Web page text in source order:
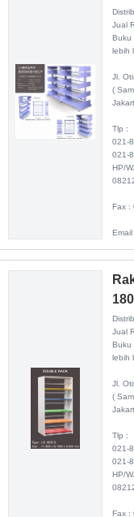
Jual
Buku
lebih
Jl.
(
Tlp :
021-
021-
HP/
Fax :
Jual
Buku
lebih
Jl.
(
Tlp :
021-
021-
HP/
Fax :